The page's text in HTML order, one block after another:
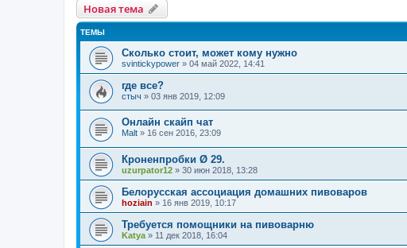
Новая тема
ТЕМЫ
Сколько стоит, может кому нужно
svintickypower » 04 май 2022, 14:41
где все?
стыч » 03 янв 2019, 12:09
Онлайн скайп чат
Malt » 16 сен 2016, 23:09
Кроненпробки Ø 29.
uzurpator12 » 30 июн 2018, 13:28
Белорусская ассоциация домашних пивоваров
hoziain » 16 янв 2019, 10:17
Требуется помощники на пивоварню
Katya » 11 дек 2018, 16:04